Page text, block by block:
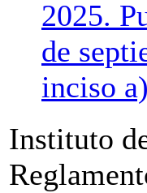
2025.
de
inciso
Instituto